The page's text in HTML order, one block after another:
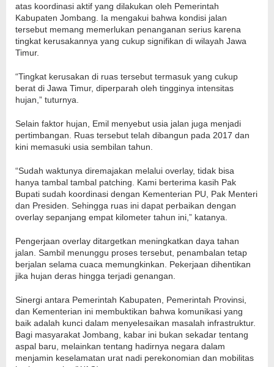
atas koordinasi aktif yang dilakukan oleh Pemerintah
Kabupaten Jombang. Ia mengakui bahwa kondisi jalan
tersebut memang memerlukan penanganan serius karena
tingkat kerusakannya yang cukup signifikan di wilayah Jawa
Timur.
“Tingkat kerusakan di ruas tersebut termasuk yang cukup
berat di Jawa Timur, diperparah oleh tingginya intensitas
hujan,” tuturnya.
Selain faktor hujan, Emil menyebut usia jalan juga menjadi
pertimbangan. Ruas tersebut telah dibangun pada 2017 dan
kini memasuki usia sembilan tahun.
“Sudah waktunya diremajakan melalui overlay, tidak bisa
hanya tambal tambal patching. Kami berterima kasih Pak
Bupati sudah koordinasi dengan Kementerian PU, Pak Menteri
dan Presiden. Sehingga ruas ini dapat perbaikan dengan
overlay sepanjang empat kilometer tahun ini,” katanya.
Pengerjaan overlay ditargetkan meningkatkan daya tahan
jalan. Sambil menunggu proses tersebut, penambalan tetap
berjalan selama cuaca memungkinkan. Pekerjaan dihentikan
jika hujan deras hingga terjadi genangan.
Sinergi antara Pemerintah Kabupaten, Pemerintah Provinsi,
dan Kementerian ini membuktikan bahwa komunikasi yang
baik adalah kunci dalam menyelesaikan masalah infrastruktur.
Bagi masyarakat Jombang, kabar ini bukan sekadar tentang
aspal baru, melainkan tentang hadirnya negara dalam
menjamin keselamatan urat nadi perekonomian dan mobilitas